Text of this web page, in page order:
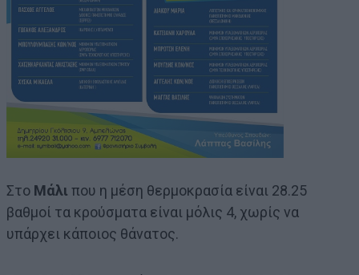
Στο Μάλι που η μέση θερμοκρασία είναι 28.25
βαθμοί τα κρούσματα είναι μόλις 4, χωρίς να
υπάρχει κάποιος θάνατος.